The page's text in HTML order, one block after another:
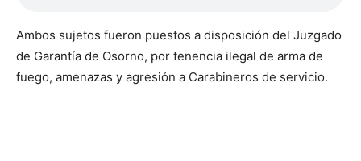
Ambos sujetos fueron puestos a disposición del Juzgado
de Garantía de Osorno, por tenencia ilegal de arma de
fuego, amenazas y agresión a Carabineros de servicio.